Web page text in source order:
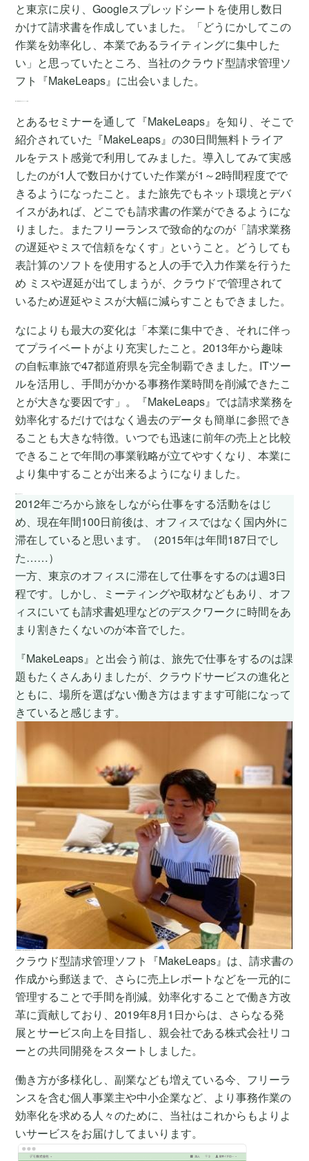
と東京に戻り、Googleスプレッドシートを使用し数日
かけて請求書を作成していました。「どうにかしてこの
作業を効率化し、本業であるライティングに集中した
い」と思っていたところ、当社のクラウド型請求管理ソ
フト『MakeLeaps』に出会いました。
とあるセミナーを通して『MakeLeaps』を知り、そこで
紹介されていた『MakeLeaps』の30日間無料トライア
ルをテスト感覚で利用してみました。導入してみて実感
したのが1人で数日かけていた作業が1～2時間程度でで
きるようになったこと。また旅先でもネット環境とデバ
イスがあれば、どこでも請求書の作業ができるようにな
りました。またフリーランスで致命的なのが「請求業務
の遅延やミスで信頼をなくす」ということ。どうしても
表計算のソフトを使用すると人の手で入力作業を行うた
め ミスや遅延が出てしまうが、クラウドで管理されて
いるため遅延やミスが大幅に減らすこともできました。
なによりも最大の変化は「本業に集中でき、それに伴っ
てプライベートがより充実したこと。2013年から趣味
の自転車旅で47都道府県を完全制覇できました。ITツー
ルを活用し、手間がかかる事務作業時間を削減できたこ
とが大きな要因です」。『MakeLeaps』では請求業務を
効率化するだけではなく過去のデータも簡単に参照でき
ることも大きな特徴。いつでも迅速に前年の売上と比較
できることで年間の事業戦略が立てやすくなり、本業に
より集中することが出来るようになりました。
2012年ごろから旅をしながら仕事をする活動をはじ
め、現在年間100日前後は、オフィスではなく国内外に
滞在していると思います。（2015年は年間187日でし
た……）
一方、東京のオフィスに滞在して仕事をするのは週3日
程です。しかし、ミーティングや取材などもあり、オフ
ィスにいても請求書処理などのデスクワークに時間をあ
まり割きたくないのが本音でした。
『MakeLeaps』と出会う前は、旅先で仕事をするのは課
題もたくさんありましたが、クラウドサービスの進化と
ともに、場所を選ばない働き方はますます可能になって
きていると感じます。
毎月の請求書管理をより簡単に 事務作業の効率化から働き方を改革
クラウド型請求管理ソフト『MakeLeaps』は、請求書の
作成から郵送まで、さらに売上レポートなどを一元的に
管理することで手間を削減。効率化することで働き方改
革に貢献しており、2019年8月1日からは、さらなる発
展とサービス向上を目指し、親会社である株式会社リコ
ーとの共同開発をスタートしました。
働き方が多様化し、副業なども増えている今、フリーラ
ンスを含む個人事業主や中小企業など、より事務作業の
効率化を求める人々のために、当社はこれからもよりよ
いサービスをお届けしてまいります。